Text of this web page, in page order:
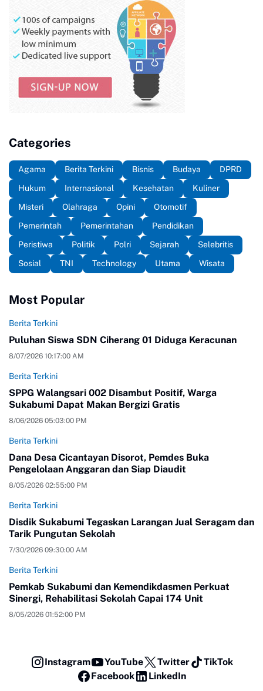
Categories
Agama Berita Terkini Bisnis Budaya
DPRD
Hukum
Internasional Kesehatan
Kuliner
Misteri
Olahraga Opini
Otomotif
Pemerintah
Pemerintahan
Pendidikan
Peristiwa
Politik Polri Sejarah
Selebritis
Sosial
TNI Technology Utama Wisata
Most Popular
Berita Terkini
Puluhan Siswa SDN Ciherang 01 Diduga Keracunan
8/07/2026 10:17:00 AM
Berita Terkini
SPPG Walangsari 002 Disambut Positif, Warga
Sukabumi Dapat Makan Bergizi Gratis
8/06/2026 05:03:00 PM
Berita Terkini
Dana Desa Cicantayan Disorot, Pemdes Buka
Pengelolaan Anggaran dan Siap Diaudit
8/05/2026 02:55:00 PM
Berita Terkini
Disdik Sukabumi Tegaskan Larangan Jual Seragam dan
Tarik Pungutan Sekolah
7/30/2026 09:30:00 AM
Berita Terkini
Pemkab Sukabumi dan Kemendikdasmen Perkuat
Sinergi, Rehabilitasi Sekolah Capai 174 Unit
8/05/2026 01:52:00 PM
Instagram YouTube Twitter
TikTok
Facebook
LinkedIn